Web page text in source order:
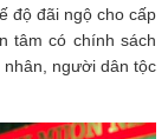
độ đãi ngộ cho cấp
tâm có chính sách
nhân, người dân tộc